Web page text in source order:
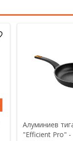
Алуминиев
"Efficient Pro" -